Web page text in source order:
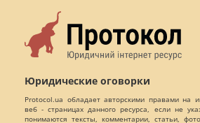
Юридические оговорки
Protocol.ua обладает авторскими правами на
веб - страницах данного ресурса, если не
понимаются тексты, комментарии, статьи,